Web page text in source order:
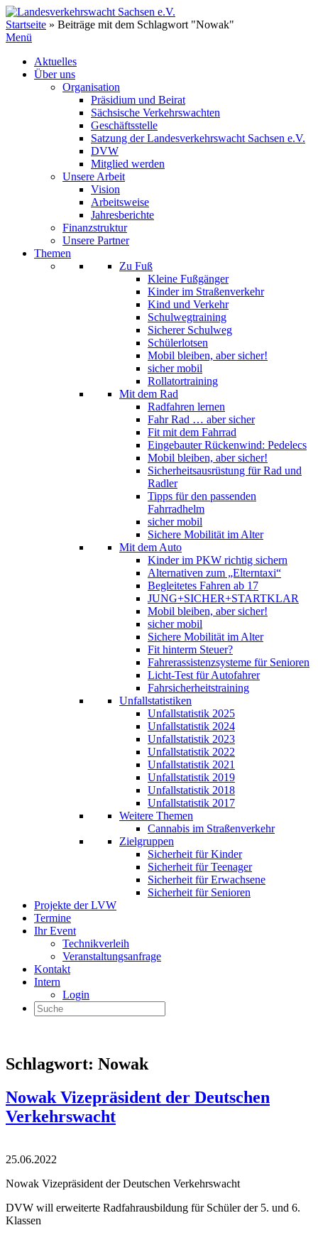
Zum
Inhalt
springen
Startseite » Beiträge mit dem Schlagwort "Nowak"
Menü
Aktuelles
Über uns
Organisation
Präsidium und Beirat
Sächsische Verkehrswachten
Geschäftsstelle
Satzung der Landesverkehrswacht Sachsen e.V.
DVW
Mitglied werden
Unsere Arbeit
Vision
Arbeitsweise
Jahresberichte
Finanzstruktur
Unsere Partner
Themen
Zu Fuß
Kleine Fußgänger
Kinder im Straßenverkehr
Kind und Verkehr
Schulwegtraining
Sicherer Schulweg
Schülerlotsen
Mobil bleiben, aber sicher!
sicher mobil
Rollatortraining
Mit dem Rad
Radfahren lernen
Fahr Rad … aber sicher
Fit mit dem Fahrrad
Eingebauter Rückenwind: Pedelecs
Mobil bleiben, aber sicher!
Sicherheitsausrüstung für Rad und
Radler
Tipps für den passenden
Fahrradhelm
sicher mobil
Sichere Mobilität im Alter
Mit dem Auto
Kinder im PKW richtig sichern
Alternativen zum „Elterntaxi“
Begleitetes Fahren ab 17
JUNG+SICHER+STARTKLAR
Mobil bleiben, aber sicher!
sicher mobil
Sichere Mobilität im Alter
Fit hinterm Steuer?
Fahrerassistenzsysteme für Senioren
Licht-Test für Autofahrer
Fahrsicherheitstraining
Unfallstatistiken
Unfallstatistik 2025
Unfallstatistik 2024
Unfallstatistik 2023
Unfallstatistik 2022
Unfallstatistik 2021
Unfallstatistik 2019
Unfallstatistik 2018
Unfallstatistik 2017
Weitere Themen
Cannabis im Straßenverkehr
Zielgruppen
Sicherheit für Kinder
Sicherheit für Teenager
Sicherheit für Erwachsene
Sicherheit für Senioren
Projekte der LVW
Termine
Ihr Event
Technikverleih
Veranstaltungsanfrage
Kontakt
Intern
Login
Schlagwort: Nowak
Nowak Vizepräsident der Deutschen
Verkehrswacht
25.06.2022
Nowak Vizepräsident der Deutschen Verkehrswacht
DVW will erweiterte Radfahrausbildung für Schüler der 5. und 6.
Klassen